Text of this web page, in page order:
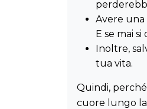
Avere una
E se mai
Inoltre,
tua vita.
Quindi,
cuore lungo la